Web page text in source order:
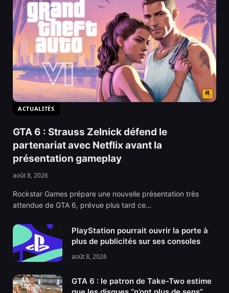
ACTUALITÉS
GTA 6 : Strauss Zelnick défend le
partenariat avec Netflix avant la
présentation gameplay
août 8, 2026
Rockstar Games prépare une nouvelle présentation très
attendue de GTA 6, prévue plus tard ce…
PlayStation pourrait ouvrir la porte à
plus de publicités sur ses consoles
août 8, 2026
GTA 6 : le patron de Take-Two estime